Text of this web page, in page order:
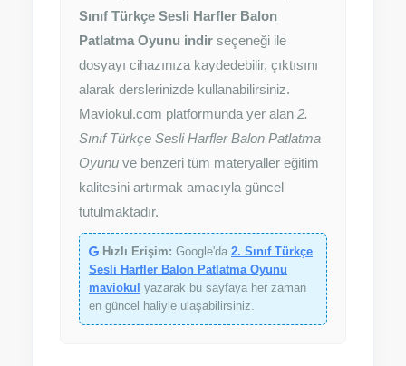
Sınıf Türkçe Sesli Harfler Balon
Patlatma Oyunu indir seçeneği ile
dosyayı cihazınıza kaydedebilir, çıktısını
alarak derslerinizde kullanabilirsiniz.
Maviokul.com platformunda yer alan 2.
Sınıf Türkçe Sesli Harfler Balon Patlatma
Oyunu ve benzeri tüm materyaller eğitim
kalitesini artırmak amacıyla güncel
tutulmaktadır.
Hızlı Erişim: Google'da 2. Sınıf Türkçe
Sesli Harfler Balon Patlatma Oyunu
maviokul yazarak bu sayfaya her zaman
en güncel haliyle ulaşabilirsiniz.